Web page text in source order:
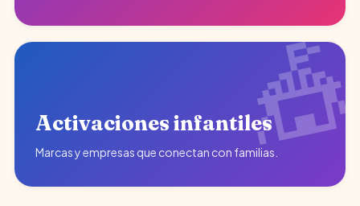
Activaciones infantiles
Marcas y empresas que conectan con familias.